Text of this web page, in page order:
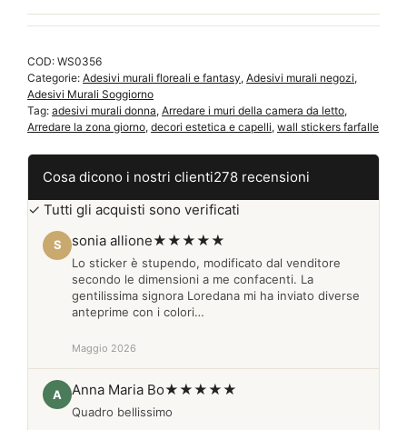
adesivo
quantità
COD: WS0356
Categorie: Adesivi murali floreali e fantasy, Adesivi murali negozi,
Adesivi Murali Soggiorno
Tag: adesivi murali donna, Arredare i muri della camera da letto,
Arredare la zona giorno, decori estetica e capelli, wall stickers farfalle
Cosa dicono i nostri clienti278 recensioni
✓ Tutti gli acquisti sono verificati
S sonia allione★★★★★
Lo sticker è stupendo, modificato dal venditore
secondo le dimensioni a me confacenti. La
gentilissima signora Loredana mi ha inviato diverse
anteprime con i colori…
Maggio 2026
A Anna Maria Bo★★★★★
Quadro bellissimo